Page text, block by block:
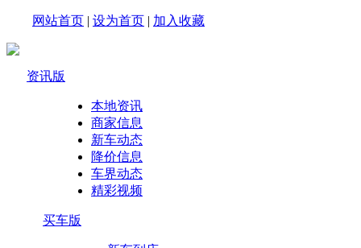
网站首页 | 设为首页 | 加入收藏
资讯版
本地资讯
商家信息
新车动态
降价信息
车界动态
精彩视频
买车版